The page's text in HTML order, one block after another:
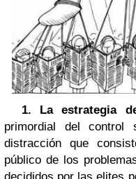
1. La estrategia
primordial del
distracción que
público de los